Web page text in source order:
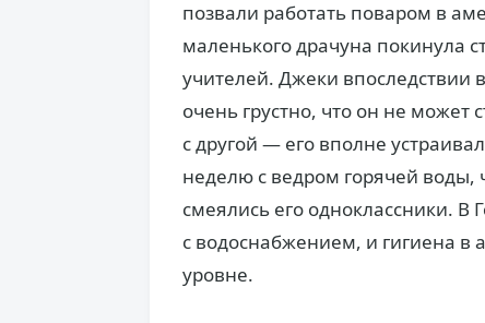
позвали работать поваром в
маленького драчуна покинула
учителей. Джеки впоследствии
очень грустно, что он не
с другой — его вполне
неделю с ведром горячей
смеялись его одноклассники. В
с водоснабжением, и гигиена
уровне.